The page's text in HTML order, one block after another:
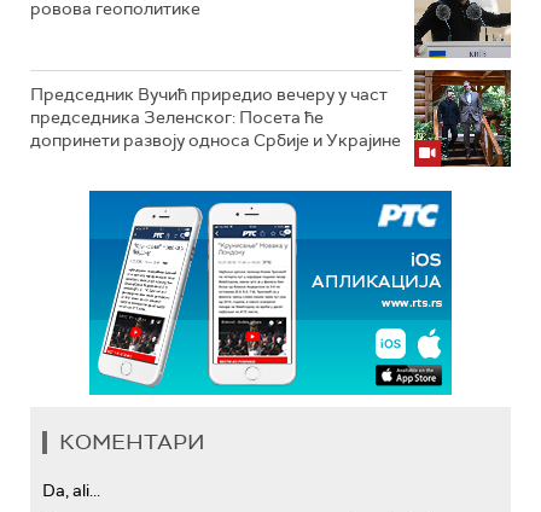
ровова геополитике
Председник Вучић приредио вечеру у част
председника Зеленског: Посета ће
допринети развоју односа Србије и Украјине
КОМЕНТАРИ
Da, ali...